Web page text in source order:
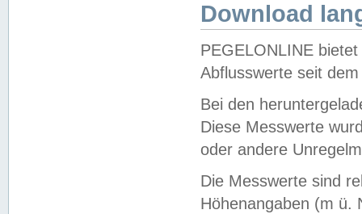
Download
PEGELONLINE
Abflusswerte seit
Bei den
Diese Messwerte
oder andere
Die Messwerte sind
Höhenangaben (m ü.